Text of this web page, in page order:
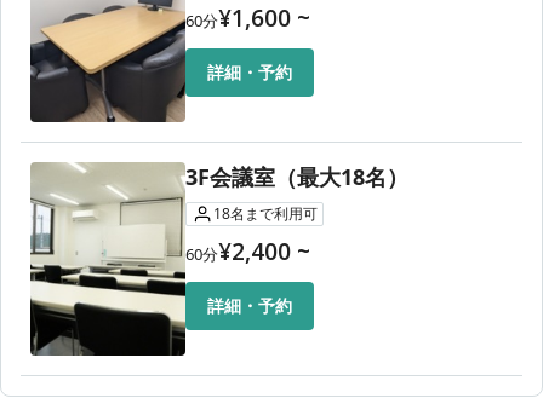
60分¥1,600 ~
詳細・予約
3F会議室（最大18名）
18名 まで利用可
60分¥2,400 ~
詳細・予約